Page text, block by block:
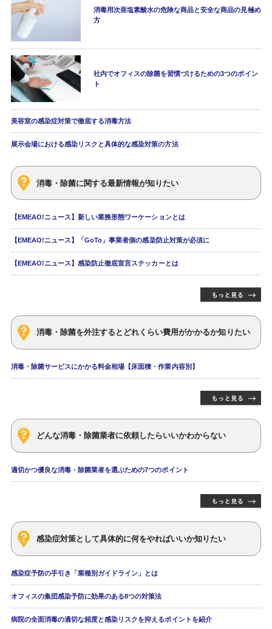
消毒用次亜塩素酸水の危険な商品と安全な商品の見極め
方
社内でオフィスの除菌を習慣づけるための3つのポイン
ト
美容室の感染症対策で徹底する消毒方法
展示会場における感染リスクと具体的な感染対策の方法
消毒・除菌に関する最新情報が知りたい
【EMEAO!ニュース】新しい業務形態ワーケーションとは
【EMEAO!ニュース】「GoTo」事業者側の感染防止対策が必須に
【EMEAO!ニュース】感染防止徹底宣言ステッカーとは
消毒・除菌を外注するとどれくらい費用がかかるか知りたい
消毒・除菌サービスにかかる料金相場【床面積・作業内容別】
どんな消毒・除菌業者に依頼したらいいかわからない
適切かつ優良な消毒・除菌業者を選ぶための7つのポイント
感染症対策として具体的に何をやればいいか知りたい
感染症予防の手引き「業種別ガイドライン」とは
オフィスの集団感染予防に効果のある8つの対策法
病院の全面消毒の適切な頻度と感染リスクを抑えるポイントを紹介